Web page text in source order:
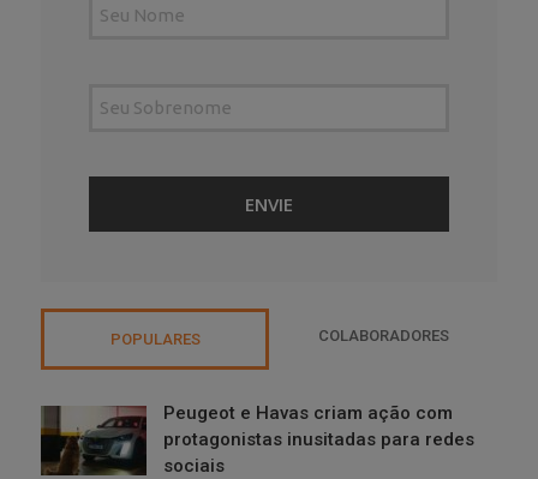
POPULARES COLABORADORES
Peugeot e Havas criam ação com
protagonistas inusitadas para redes
sociais